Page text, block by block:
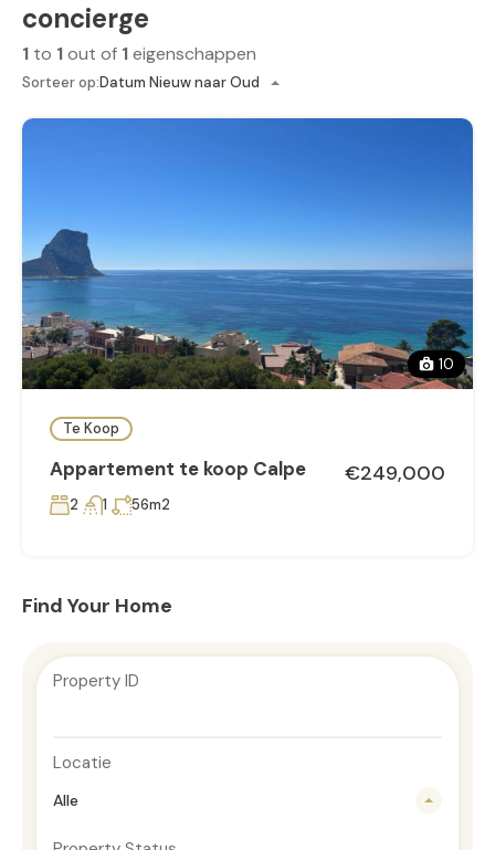
concierge
1 to 1out of 1eigenschappen
Sorteer op:Datum Nieuw naar Oud
10
Te Koop
Appartement te koop Calpe €249,000
2 1 56m2
Find Your Home
Property ID
Locatie
Alle